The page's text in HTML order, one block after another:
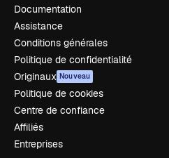
Documentation
Assistance
Conditions générales
Politique de confidentialité
Originaux Nouveau
Politique de cookies
Centre de confiance
Affiliés
Entreprises